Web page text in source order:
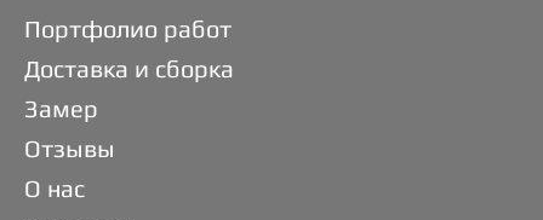
Портфолио работ
Доставка и сборка
Замер
Отзывы
О нас